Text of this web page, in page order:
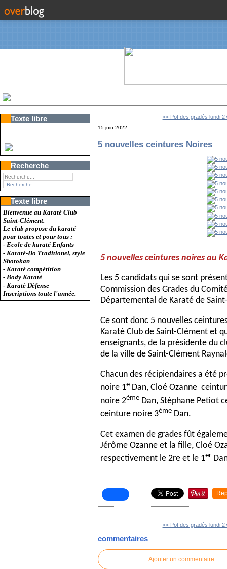
Texte libre
Recherche
Texte libre
Bienvenue au Karaté Club
Saint-Clément.
Le club propose du karaté
pour toutes et pour tous :
- Ecole de karaté Enfants
- Karaté-Do Traditionel, style
Shotokan
- Karaté compétition
- Body Karaté
- Karaté Défense
Inscriptions toute l'année.
<< Pot des gradés lundi
15 juin 2022
5 nouvelles ceintures Noires
5 nouvelles ceintures noires au
Les 5 candidats qui se sont
Commission des Grades du
Départemental de Karaté de
Ce sont donc 5 nouvelles
Karaté Club de Saint-Clément et
enseignants, de la présidente du
de la ville de Saint-Clément
Chacun des récipiendaires a été
noire 1e Dan, Cloé Ozanne
noire 2ème Dan, Stéphane Petiot
ceinture noire 3ème Dan.
Cet examen de grades fût
Jérôme Ozanne et la fille, Cloé
respectivement le 2re et le 1er
<< Pot des gradés lundi
commentaires
Ajouter un commentaire